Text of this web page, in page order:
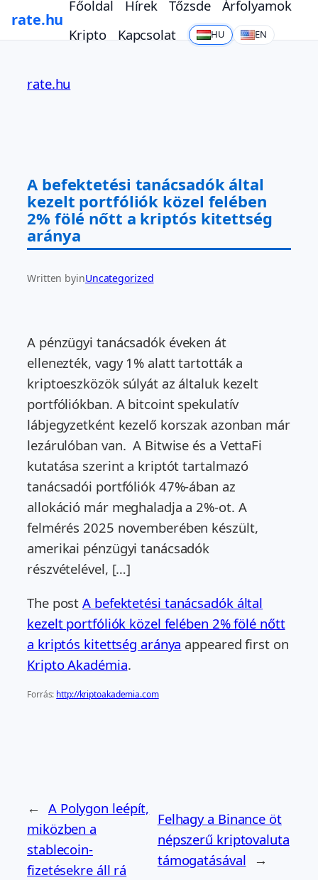
rate.hu
Főoldal Hírek Tőzsde
Árfolyamok
Kripto
Kapcsolat HU EN
tartalomhoz
rate.hu
A befektetési tanácsadók által
kezelt portfóliók közel felében
2% fölé nőtt a kriptós kitettség
aránya
Written byinUncategorized
A pénzügyi tanácsadók éveken át
ellenezték, vagy 1% alatt tartották a
kriptoeszközök súlyát az általuk kezelt
portfóliókban. A bitcoint spekulatív
lábjegyzetként kezelő korszak azonban már
lezárulóban van. A Bitwise és a VettaFi
kutatása szerint a kriptót tartalmazó
tanácsadói portfóliók 47%-ában az
allokáció már meghaladja a 2%-ot. A
felmérés 2025 novemberében készült,
amerikai pénzügyi tanácsadók
részvételével, […]
The postA befektetési tanácsadók által
kezelt portfóliók közel felében 2% fölé nőtt
a kriptós kitettség aránya appeared first on
Kripto Akadémia.
Forrás: http://kriptoakademia.com
← A Polygon leépít,
miközben a
stablecoin-
fizetésekre áll rá
Felhagy a Binance öt
népszerű kriptovaluta
támogatásával →